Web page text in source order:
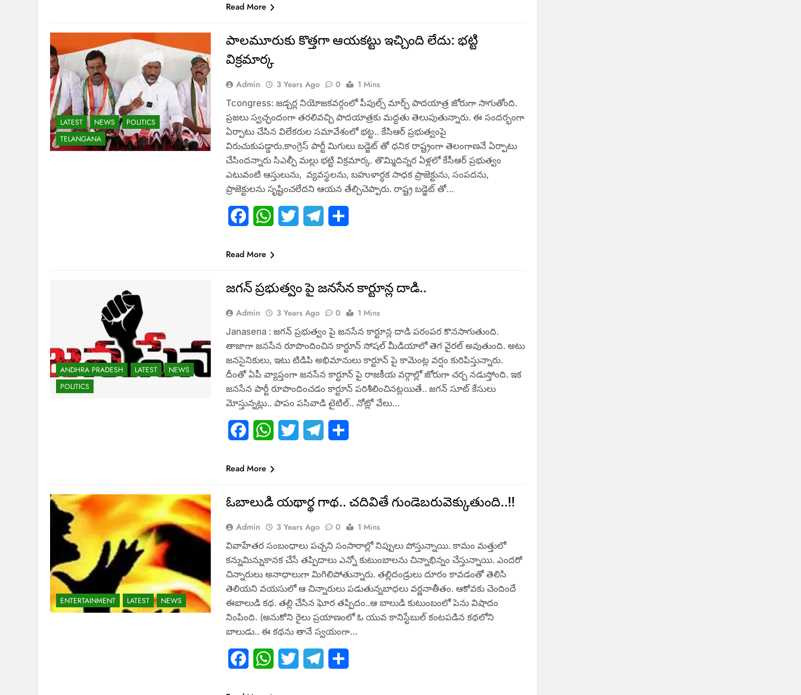
Read More
LATEST NEWS
POLITICS
TELANGANA
పాలమూరుకు కొత్తగా ఆయకట్టు ఇచ్చింది లేదు: భట్టి
విక్రమార్క
Admin 3 Years Ago 0
1 Mins
Tcongress: జడ్చర్ల నియోజకవర్గంలో పీపుల్స్ మార్చ్ పాదయాత్ర జోరుగా సాగుతోంది.
ప్రజలు స్వచ్ఛందంగా తరలివచ్చి పాదయాత్రకు మద్దతు తెలుపుతున్నారు. ఈ సందర్భంగా
ఏర్పాటు చేసిన విలేకరుల సమావేశంలో భట్ట.. కేసిఆర్ ప్రభుత్వంపై
విరుచుకుపడ్డారు.కాంగ్రెస్ పార్టీ మిగులు బ‌డ్జెట్ తో ధ‌నిక రాష్ట్రంగా తెలంగాణనే ఏర్పాటు
చేసిందన్నారు సిఎల్పీ మల్లు భట్టి విక్రమార్క. తొమ్మిదిన్న‌ర ఏళ్ల‌లో కేసీఆర్ ప్ర‌భుత్వం
ఎటువంటి ఆస్తులును, వ్య‌వ‌స్థ‌ల‌ను, బ‌హుళార్ధ‌క సాధ‌క ప్రాజెక్టును, సంప‌ద‌ను,
ప్రాజెక్టుల‌ను సృష్టించ‌లేదని ఆయన తేల్చిచెప్పారు. రాష్ట్ర బ‌డ్జెట్ తో…
FacebookWhatsApp
Twitter Telegram
Read More
ANDHRA PRADESH LATEST
NEWS
POLITICS
జగన్ ప్రభుత్వం పై జనసేన కార్టూన్ల దాడి..
Admin 3 Years Ago 0
1 Mins
Janasena : జగన్ ప్రభుత్వం పై జనసేన కార్టూన్ల దాడి పరంపర కొనసాగుతుంది.
తాజాగా జనసేన రూపొందించిన కార్టూన్ సోషల్ మీడియాలో తెగ వైరల్ అవుతుంది. అటు
జనసైనికులు, ఇటు టిడిపి అభిమానులు కార్టూన్ పై కామెంట్ల వర్షం కురిపిస్తున్నారు.
దీంతో ఏపీ వ్యాప్తంగా జనసేన కార్టూన్ పై రాజకీయ వర్గాల్లో జోరుగా చర్చ నడుస్తోంది. ఇక
జనసేన పార్టీ రూపొందించడం కార్టూన్ పరిశీలించినట్లయితే.. జగన్ సూట్ కేసులు
మోస్తున్నట్లు.. పాపం పసివాడి టైటిల్.. నోట్లో వేలు…
FacebookWhatsApp
Twitter Telegram
Read More
ENTERTAINMENT LATEST NEWS
ఓబాలుడి య‌థార్థ గాథ‌.. చ‌దివితే గుండెబ‌రువెక్కుతుంది..!!
Admin 3 Years Ago 0
1 Mins
వివాహేత‌ర సంబంధాలు ప‌చ్చ‌ని సంసారాల్లో నిప్పులు పోస్తున్నాయి. కామం మ‌త్తులో
క‌న్నుమిన్నుకాన‌క చేసే త‌ప్పిదాలు ఎన్నో కుటుంబాలను చిన్నాభిన్నం చేస్తున్నాయి. ఎంద‌రో
చిన్నారులు అనాధాలుగా మిగిలిపోతున్నారు. త‌ల్లిదండ్రులు దూరం కావ‌డంతో తెలిసి
తెలియ‌ని వ‌య‌సులో ఆ చిన్నారులు ప‌డుతున్నబాధ‌లు వ‌ర్ణ‌నాతీతం. ఆకోవ‌కు చెందిందే
ఈబాలుడి క‌థ‌. త‌ల్లి చేసిన ఘోర త‌ప్పిదం..ఆ బాలుడి కుటుంబంలో పెను విషాదం
నింపింది. (అనుకోని రైలు ప్ర‌యాణంలో ఓ యువ‌ కానిస్టేబుల్ కంటప‌డిన కథలోని
బాలుడు.. ఈ కథను తానే స్వయంగా…
FacebookWhatsApp
Twitter Telegram